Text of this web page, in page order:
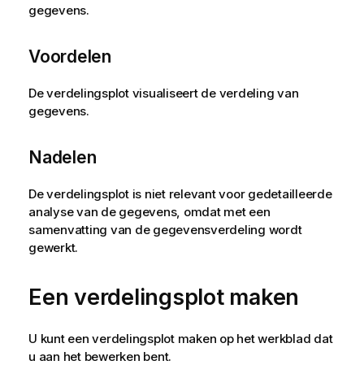
gegevens.
Voordelen
De verdelingsplot visualiseert de verdeling van
gegevens.
Nadelen
De verdelingsplot is niet relevant voor gedetailleerde
analyse van de gegevens, omdat met een
samenvatting van de gegevensverdeling wordt
gewerkt.
Een verdelingsplot maken
U kunt een verdelingsplot maken op het werkblad dat
u aan het bewerken bent.